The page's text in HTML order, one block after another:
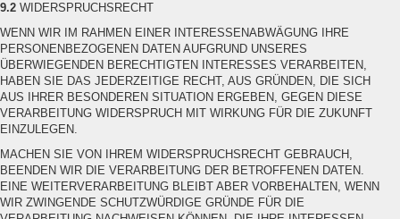
9.2 WIDERSPRUCHSRECHT
WENN WIR IM RAHMEN EINER INTERESSENABWÄGUNG IHRE
PERSONENBEZOGENEN DATEN AUFGRUND UNSERES
ÜBERWIEGENDEN BERECHTIGTEN INTERESSES VERARBEITEN,
HABEN SIE DAS JEDERZEITIGE RECHT, AUS GRÜNDEN, DIE SICH
AUS IHRER BESONDEREN SITUATION ERGEBEN, GEGEN DIESE
VERARBEITUNG WIDERSPRUCH MIT WIRKUNG FÜR DIE ZUKUNFT
EINZULEGEN.
MACHEN SIE VON IHREM WIDERSPRUCHSRECHT GEBRAUCH,
BEENDEN WIR DIE VERARBEITUNG DER BETROFFENEN DATEN.
EINE WEITERVERARBEITUNG BLEIBT ABER VORBEHALTEN, WENN
WIR ZWINGENDE SCHUTZWÜRDIGE GRÜNDE FÜR DIE